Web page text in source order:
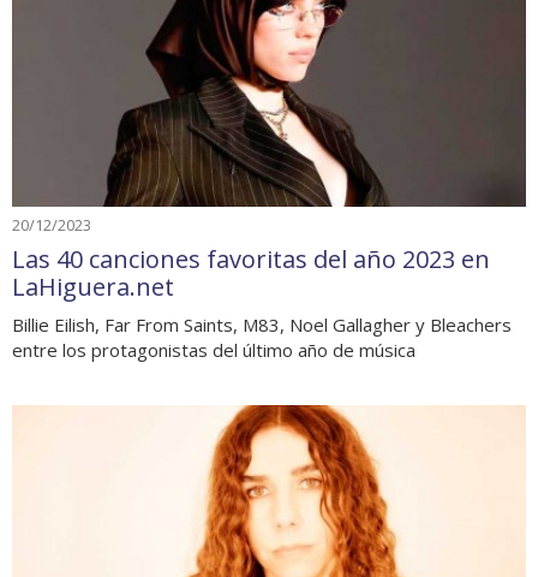
20/12/2023
Las 40 canciones favoritas del año 2023 en
LaHiguera.net
Billie Eilish, Far From Saints, M83, Noel Gallagher y Bleachers
entre los protagonistas del último año de música